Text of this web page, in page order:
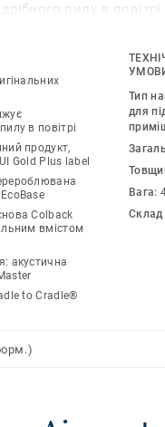
пилу в
звичайні килими й у
інші види
колекції складається
відтінки, та
Earth можна
певні зони у
за допомогою
плитка чудово
залів, рецепцій,
основу EcoBase ™, яка
сировини
виробництва Cradle to
з преміальною
95% зменшити
безпечнішій
в повітрі
продукт,
Gold Plus label
Colback
вмістом
акустична
to Cradle®
УМОВИ
Тип
для
Вага:
Склад